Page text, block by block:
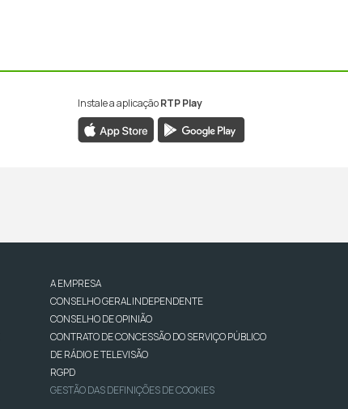
Instale a aplicaçãoRTP Play
A EMPRESA
CONSELHO GERAL INDEPENDENTE
CONSELHO DE OPINIÃO
CONTRATO DE CONCESSÃO DO SERVIÇO PÚBLICO
DE RÁDIO E TELEVISÃO
RGPD
GESTÃO DAS DEFINIÇÕES DE COOKIES